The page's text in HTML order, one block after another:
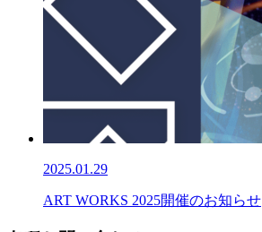
2025.01.29
ART WORKS 2025開催のお知らせ